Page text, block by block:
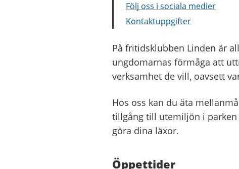
Följ oss i sociala medier
Kontaktuppgifter
På fritidsklubben Linden är
ungdomarnas förmåga att
verksamhet de vill, oavsett
Hos oss kan du äta
tillgång till utemiljön i parken
göra dina läxor.
Öppettider